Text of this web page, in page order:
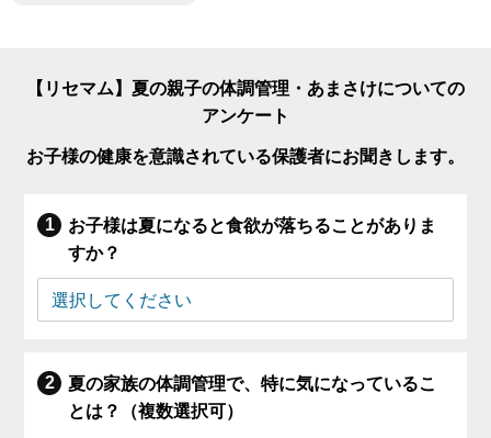
【リセマム】夏の親子の体調管理・あまさけについての
アンケート
お子様の健康を意識されている保護者にお聞きします。
お子様は夏になると食欲が落ちることがありま
すか？
夏の家族の体調管理で、特に気になっているこ
とは？（複数選択可）